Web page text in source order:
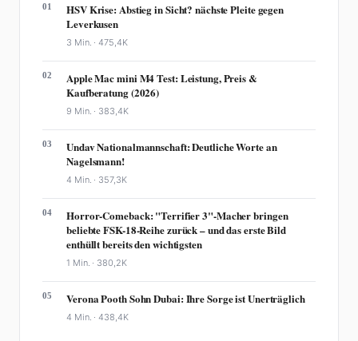
01
HSV Krise: Abstieg in Sicht? nächste Pleite gegen
Leverkusen
3 Min. ·475,4K
02
Apple Mac mini M4 Test: Leistung, Preis &
Kaufberatung (2026)
9 Min. · 383,4K
03
Undav Nationalmannschaft: Deutliche Worte an
Nagelsmann!
4 Min. · 357,3K
04
Horror-Comeback: "Terrifier 3"-Macher bringen
beliebte FSK-18-Reihe zurück – und das erste Bild
enthüllt bereits den wichtigsten
1 Min. · 380,2K
05 Verona Pooth Sohn Dubai: Ihre Sorge ist Unerträglich
4 Min. ·438,4K